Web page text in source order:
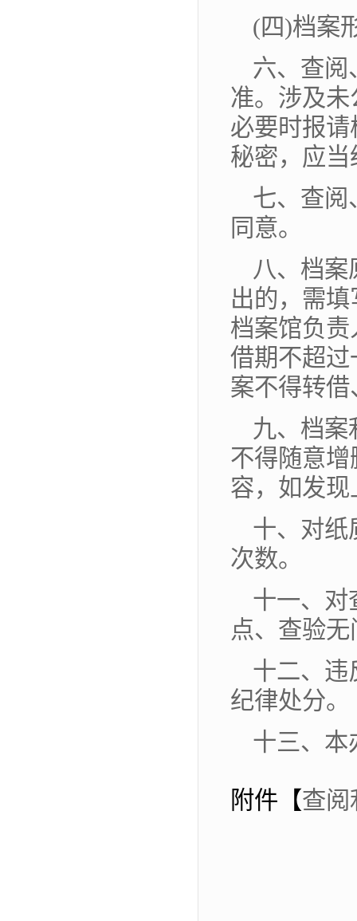
(四)档案
六、查阅
准。涉及
必要时报
秘密，应
七、查阅
同意。
八、档案
出的，需
档案馆负
借期不超
案不得转
九、档案
不得随意
容，如发
十、对纸
次数。
十一、对
点、查验
十二、违
纪律处分。
十三、本
附件【查阅